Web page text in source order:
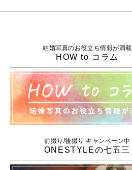
結婚写真のお役立ち情報が満載
HOW to コラム
前撮り/後撮り キャンペーン中
ONESTYLEの七五三